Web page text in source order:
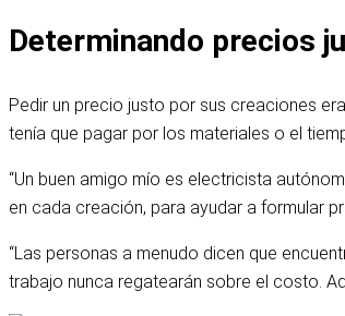
Determinando precios
Pedir un precio justo por sus creaciones
tenía que pagar por los materiales o el
“Un buen amigo mío es electricista
en cada creación, para ayudar a formular
“Las personas a menudo dicen que
trabajo nunca regatearán sobre el costo.